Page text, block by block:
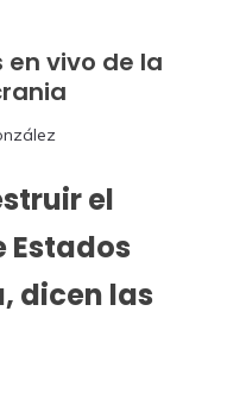
vivo de la
el
Estados
dicen las